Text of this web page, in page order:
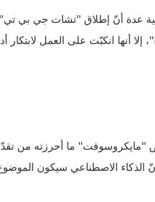
عدة أنّ إطلاق "تشات جي بي
إلا أنها انكبّت على العمل
"مايكروسوفت" ما أحرزته من
الذكاء الاصطناعي سيكون